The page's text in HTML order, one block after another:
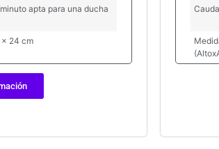
apta para una ducha
24 cm